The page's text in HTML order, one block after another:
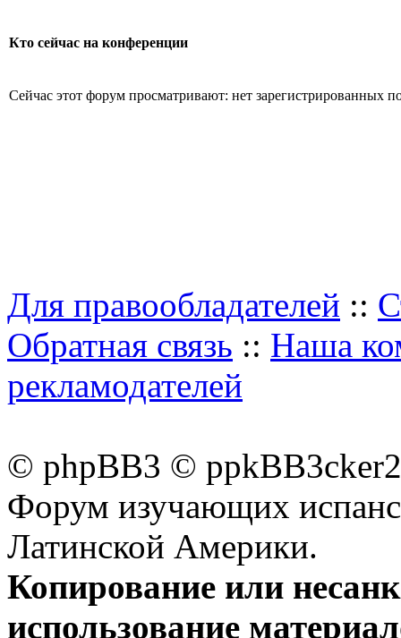
Кто сейчас на конференции
Сейчас этот форум просматривают: нет зарегистрированных
Для правообладателей ::
Обратная связь :: Наша
рекламодателей
© phpBB3 ©
Форум изучающих
Латинской Америки.
Копирование или
использование